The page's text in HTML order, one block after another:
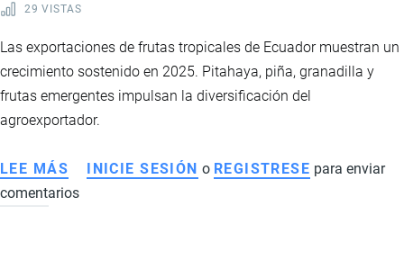
LA
29 VISTAS
Las exportaciones de frutas tropicales de Ecuador muestran un
crecimiento sostenido en 2025. Pitahaya, piña, granadilla y
frutas emergentes impulsan la diversificación del
agroexportador.
LEE MÁS SOBRE
EXPORTACIÓN
INICIE SESIÓN o REGISTRESE para enviar
comentarios